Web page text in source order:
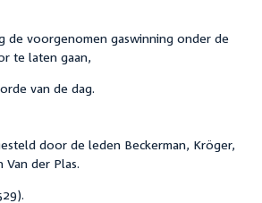
de voorgenomen gaswinning onder de
te laten gaan,
van de dag.
door de leden Beckerman, Kröger,
Van der Plas.